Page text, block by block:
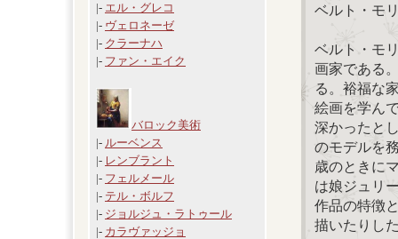
|- エル・グレコ
|- ヴェロネーゼ
|- クラーナハ
|- ファン・エイク
バロック美術
|- ルーベンス
|- レンブラント
|- フェルメール
|- テル・ボルフ
|- ジョルジュ・ラトゥール
|- カラヴァッジョ
ベルト・モ
ベルト・モ
画家である
る。裕福な
絵画を学ん
深かったと
のモデルを
歳のときに
は娘ジュリ
作品の特徴
描いたりし